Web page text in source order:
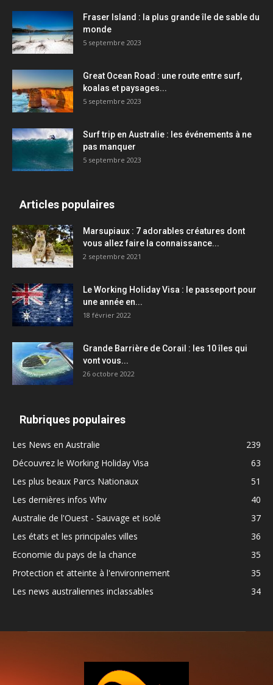
Fraser Island : la plus grande île de sable du
monde
5 septembre 2023
Great Ocean Road : une route entre surf,
koalas et paysages...
5 septembre 2023
Surf trip en Australie : les événements à ne
pas manquer
5 septembre 2023
Articles populaires
Marsupiaux : 7 adorables créatures dont
vous allez faire la connaissance...
2 septembre 2021
Le Working Holiday Visa : le passeport pour
une année en...
18 février 2022
Grande Barrière de Corail : les 10 îles qui
vont vous...
26 octobre 2022
Rubriques populaires
Les News en Australie
239
Découvrez le Working Holiday Visa
63
Les plus beaux Parcs Nationaux
51
Les dernières infos Whv
40
Australie de l'Ouest - Sauvage et isolé
37
Les états et les principales villes
36
Economie du pays de la chance
35
Protection et atteinte à l'environnement
35
Les news australiennes inclassables
34